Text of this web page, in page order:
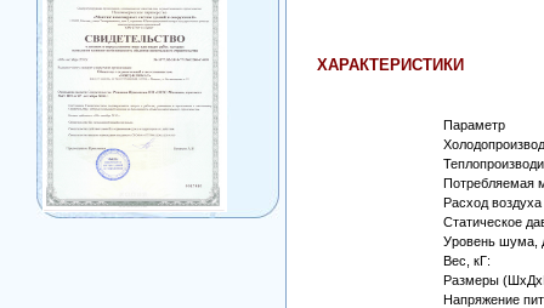
ХАРАКТЕРИСТИКИ
Параметр
Потребляемая
Расход
Статическое
Уровень шума,
Вес, кГ:
Размеры
Напряжение